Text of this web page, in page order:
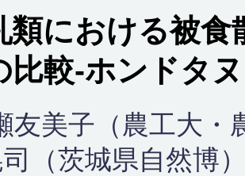
類における被食
比較‐ホンドタ
友美子（農工大・
（茨城県自然博